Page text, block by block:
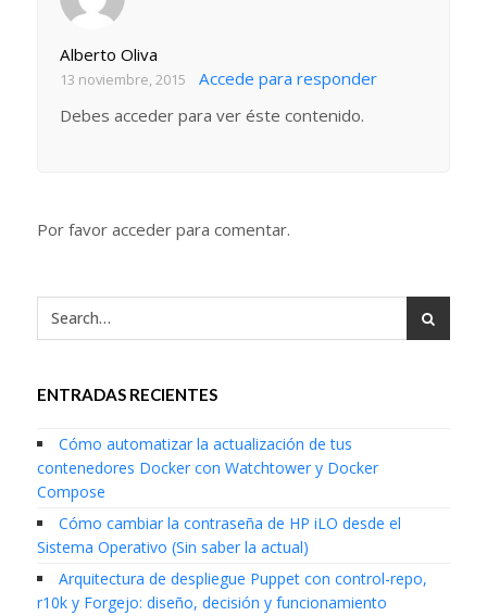
Alberto Oliva
13 noviembre, 2015
Accede para responder
Debes acceder para ver éste contenido.
Por favor acceder para comentar.
ENTRADAS RECIENTES
Cómo automatizar la actualización de tus
contenedores Docker con Watchtower y Docker
Compose
Cómo cambiar la contraseña de HP iLO desde el
Sistema Operativo (Sin saber la actual)
Arquitectura de despliegue Puppet con control-repo,
r10k y Forgejo: diseño, decisión y funcionamiento